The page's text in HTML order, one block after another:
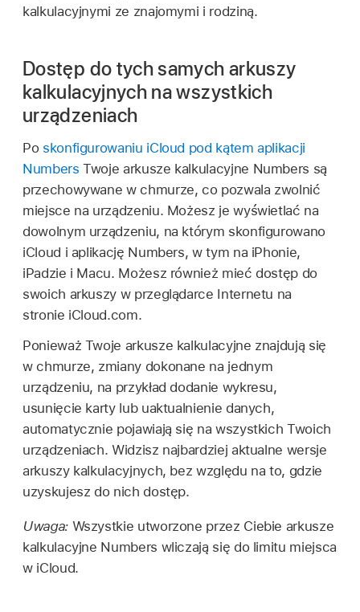
kalkulacyjnymi ze znajomymi i rodziną.
Dostęp do tych samych arkuszy
kalkulacyjnych na wszystkich
urządzeniach
Po skonfigurowaniu iCloud pod kątem aplikacji
Numbers Twoje arkusze kalkulacyjne Numbers są
przechowywane w chmurze, co pozwala zwolnić
miejsce na urządzeniu. Możesz je wyświetlać na
dowolnym urządzeniu, na którym skonfigurowano
iCloud i aplikację Numbers, w tym na iPhonie,
iPadzie i Macu. Możesz również mieć dostęp do
swoich arkuszy w przeglądarce Internetu na
stronie iCloud.com.
Ponieważ Twoje arkusze kalkulacyjne znajdują się
w chmurze, zmiany dokonane na jednym
urządzeniu, na przykład dodanie wykresu,
usunięcie karty lub uaktualnienie danych,
automatycznie pojawiają się na wszystkich Twoich
urządzeniach. Widzisz najbardziej aktualne wersje
arkuszy kalkulacyjnych, bez względu na to, gdzie
uzyskujesz do nich dostęp.
Uwaga: Wszystkie utworzone przez Ciebie arkusze
kalkulacyjne Numbers wliczają się do limitu miejsca
w iCloud.